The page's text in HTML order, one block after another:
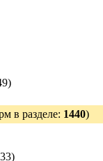
в разделе: 1440)